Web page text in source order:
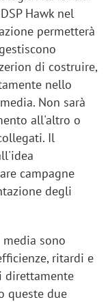
Hawk nel
permetterà
di costruire,
nello
Non sarà
all'altro o
Il
campagne
degli
media sono
ritardi e
direttamente
queste due